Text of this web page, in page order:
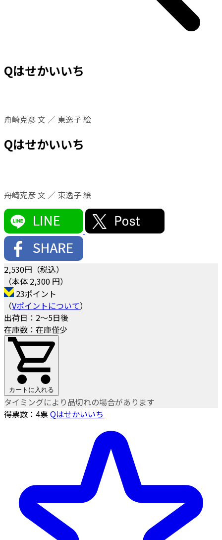
Qはせかいいち
舟崎克彦 文 ／ 東逸子 絵
Qはせかいいち
舟崎克彦 文 ／ 東逸子 絵
2,530円（税込）
（本体 2,300 円）
23ポイント
（Vポイントについて）
出荷日：2～5日後
在庫数：在庫僅少
カートに入れる
タイミングにより品切れの場合があります
得票数： 4票Qはせかいいち